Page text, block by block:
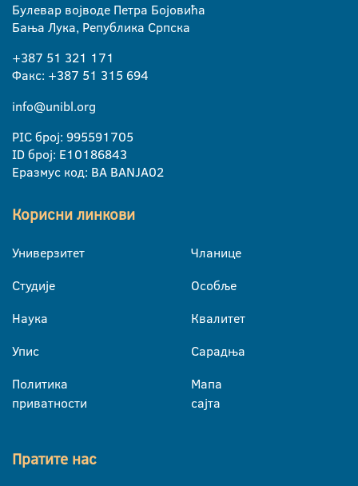
Булевар војводе Петра Бојовића
Бања Лука, Република Српска
+387 51 321 171
Факс: +387 51 315 694
info@unibl.org
PIC број: 995591705
ID број: E10186843
Еразмус код: BA BANJA02
Корисни линкови
Универзитет
Студије
Наука
Упис
Политика
приватности
Чланице
Особље
Квалитет
Сарадња
Мапа
сајта
Пратите нас